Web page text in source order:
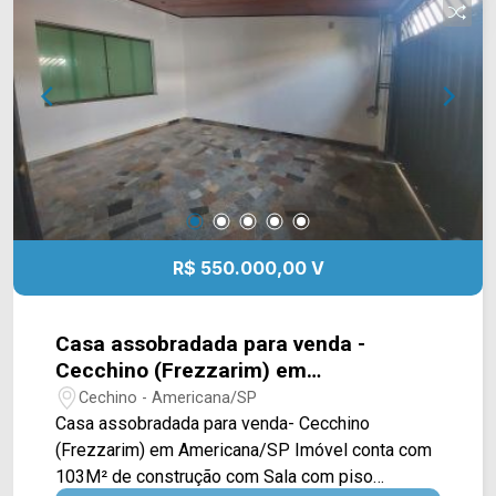
R$ 550.000,00 V
Casa assobradada para venda -
Cecchino (Frezzarim) em
Americana/SP
Cechino - Americana/SP
Casa assobradada para venda- Cecchino
(Frezzarim) em Americana/SP Imóvel conta com
103M² de construção com Sala com piso